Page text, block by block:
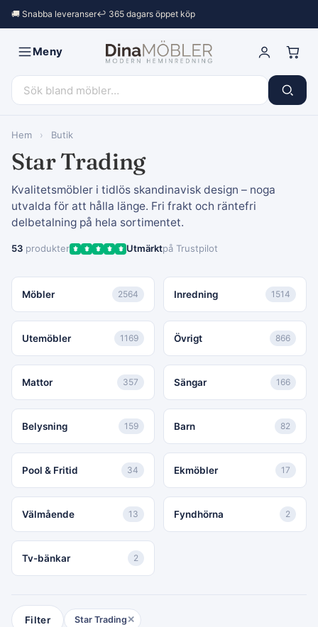
🚚 Snabba leveranser↩︎ 365 dagars öppet köp
Meny
Hem › Butik
Star Trading
Kvalitetsmöbler i tidlös skandinavisk design – noga
utvalda för att hålla länge. Fri frakt och räntefri
delbetalning på hela sortimentet.
53 produkter Utmärktpå Trustpilot
Möbler 2564 Inredning 1514
Utemöbler 1169 Övrigt 866
Mattor 357 Sängar 166
Belysning 159 Barn 82
Pool & Fritid 34 Ekmöbler 17
Välmående 13 Fyndhörna 2
Tv-bänkar 2
Filter Star Trading ✕